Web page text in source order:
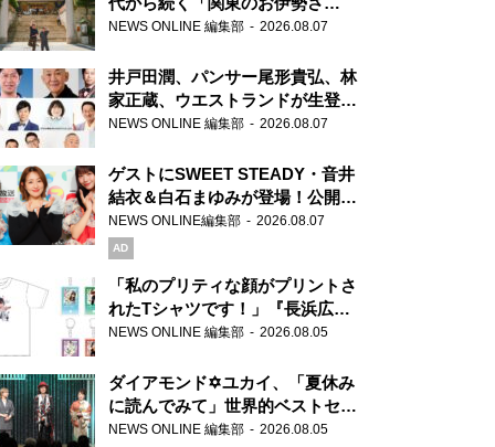
ま」、芝大神宮にてランパンプス
NEWS ONLINE 編集部 2026.08.07
井戸田潤、パンサー尾形貴弘、林
家正蔵、ウエストランドが生登
場！『ラジオビバリー昼ズ』
NEWS ONLINE 編集部 2026.08.07
ゲストにSWEET STEADY・音井
結衣＆白石まゆみが登場！公開収
録で素顔全開！
NEWS ONLINE編集部 2026.08.07
AD
「私のプリティな顔がプリントさ
れたTシャツです！」『長浜広奈
天下無双』初の番組グッズ発売
NEWS ONLINE 編集部 2026.08.05
ダイアモンド✡ユカイ、「夏休み
に読んでみて」世界的ベストセラ
ー『アナスタシア』を紹介
NEWS ONLINE 編集部 2026.08.05